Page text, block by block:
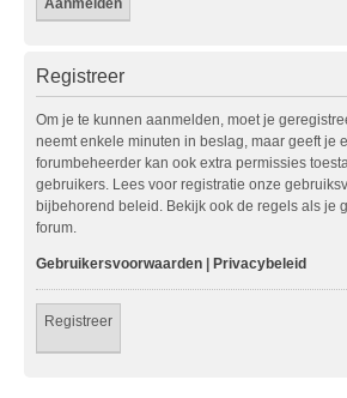
Registreer
Om je te kunnen aanmelden, moet je
neemt enkele minuten in beslag, maar geeft je
forumbeheerder kan ook extra permissies
gebruikers. Lees voor registratie onze
bijbehorend beleid. Bekijk ook de regels als je
forum.
Gebruikersvoorwaarden | Privacybeleid
Registreer